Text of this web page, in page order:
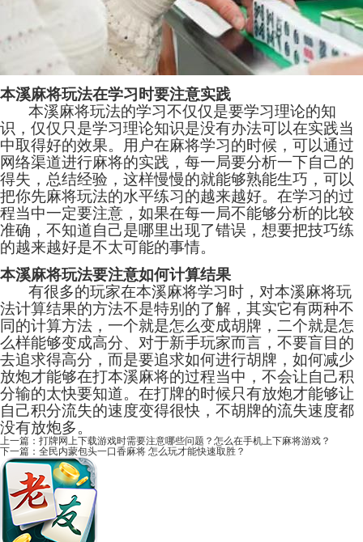
本溪麻将玩法在学习时要注意实践
本溪麻将玩法的学习不仅仅是要学习理论的知
识，仅仅只是学习理论知识是没有办法可以在实践当
中取得好的效果。用户在麻将学习的时候，可以通过
网络渠道进行麻将的实践，每一局要分析一下自己的
得失，总结经验，这样慢慢的就能够熟能生巧，可以
把你先麻将玩法的水平练习的越来越好。在学习的过
程当中一定要注意，如果在每一局不能够分析的比较
准确，不知道自己是哪里出现了错误，想要把技巧练
的越来越好是不太可能的事情。
本溪麻将玩法要注意如何计算结果
有很多的玩家在本溪麻将学习时，对本溪麻将玩
法计算结果的方法不是特别的了解，其实它有两种不
同的计算方法，一个就是怎么变成胡牌，二个就是怎
么样能够变成高分、对于新手玩家而言，不要盲目的
去追求得高分，而是要追求如何进行胡牌，如何减少
放炮才能够在打本溪麻将的过程当中，不会让自己积
分输的太快要知道。在打牌的时候只有放炮才能够让
自己积分流失的速度变得很快，不胡牌的流失速度都
没有放炮多。
上一篇： 打牌网上下载游戏时需要注意哪些问题？怎么在手机上下麻将游戏？
下一篇： 全民内蒙包头一口香麻将 怎么玩才能快速取胜？